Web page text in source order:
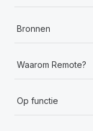
Bronnen
Waarom Remote?
Op functie